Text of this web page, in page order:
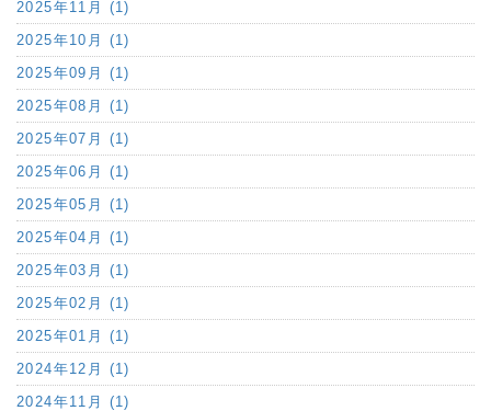
2025年11月 (1)
2025年10月 (1)
2025年09月 (1)
2025年08月 (1)
2025年07月 (1)
2025年06月 (1)
2025年05月 (1)
2025年04月 (1)
2025年03月 (1)
2025年02月 (1)
2025年01月 (1)
2024年12月 (1)
2024年11月 (1)